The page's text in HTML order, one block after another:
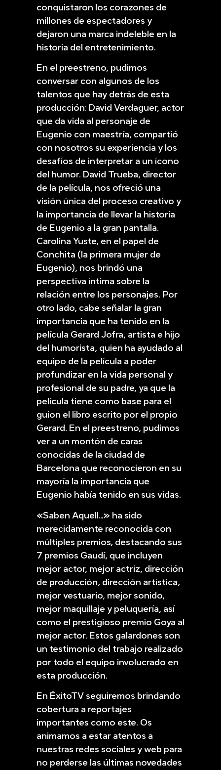
conquistaron los corazones de
millones de espectadores y
dejaron una marca indeleble en la
historia del entretenimiento.
En el preestreno, pudimos
conversar con algunos de los
talentos que hay detrás de esta
producción: David Verdaguer, actor
que da vida al personaje de
Eugenio con maestría, compartió
con nosotros su experiencia y los
desafíos de interpretar a un ícono
del humor. David Trueba, director
de la película, nos ofreció una
visión única del proceso creativo y
la importancia de llevar la historia
de Eugenio a la gran pantalla.
Carolina Yuste, en el papel de
Conchita (la primera mujer de
Eugenio), nos brindó una
perspectiva íntima sobre la
relación entre los personajes. Por
otro lado, cabe señalar la gran
importancia que ha tenido en la
película Gerard Jofra, artista e hijo
del humorista, quien ha ayudado al
equipo de la película a poder
profundizar en la vida personal y
profesional de su padre, ya que la
película tiene como base para el
guion el libro escrito por el propio
Gerard. En el preestreno, pudimos
ver a un montón de caras
conocidas de la ciudad de
Barcelona que reconocieron en su
mayoría la importancia que
Eugenio había tenido en sus vidas.
«Saben Aquell…» ha sido
merecidamente reconocida con
múltiples premios, destacando sus
7 premios Gaudí, que incluyen
mejor actor, mejor actriz, dirección
de producción, dirección artística,
mejor vestuario, mejor sonido,
mejor maquillaje y peluquería, así
como el prestigioso premio Goya al
mejor actor. Estos galardones son
un testimonio del trabajo realizado
por todo el equipo involucrado en
esta producción.
En ÉxitoTV seguiremos brindando
cobertura a reportajes
importantes como este. Os
animamos a estar atentos a
nuestras redes sociales y web para
no perderse las últimas novedades